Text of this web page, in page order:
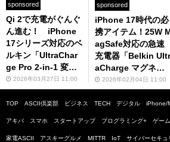
sponsored
Qi 2で充電がぐんぐ
ん進む！ iPhone
17シリーズ対応のベ
ルキン「UltraChar
ge Pro 2-in-1 変形
式マグネット充電器
25W」に感動
2026年03月27日 11:00
sponsored
iPhone 17時代の必
携アイテム！25W
agSafe対応の急速
充電器「Belkin
aCharge マグネッ
トチャージャー25
W」レビュー
2026年02月04日 11:00
TOP ASCII倶楽部 ビジネス TECH デジタル iPhone/
アキバ スマホ スタートアップ プログラミング+ ゲーム
家電ASCII アスキーグルメ MITTR IoT サイバーセキュ